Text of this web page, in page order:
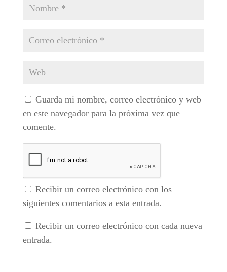
Guarda mi nombre, correo electrónico y web
en este navegador para la próxima vez que
comente.
Recibir un correo electrónico con los
siguientes comentarios a esta entrada.
Recibir un correo electrónico con cada nueva
entrada.